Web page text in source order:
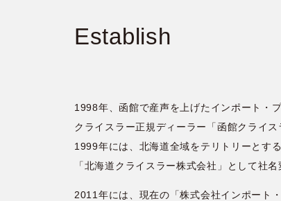
Establish
1998年、函館で産声を上げたインポート・
クライスラー正規ディーラー「函館クライス
1999年には、北海道全域をテリトリーとする
「北海道クライスラー株式会社」として社名
2011年には、現在の「株式会社インポート・